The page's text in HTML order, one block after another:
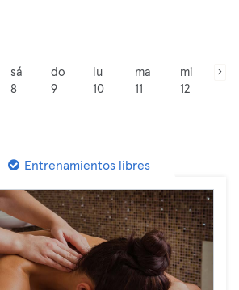
sá
8
do
9
lu
10
ma
11
mi
12
Entrenamientos libres